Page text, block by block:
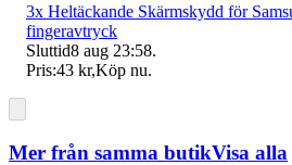
3x Heltäckande Skärmskydd för
fingeravtryck
Sluttid8 aug 23:58.
Pris:43 kr,Köp nu.
Mer från samma butikVisa alla